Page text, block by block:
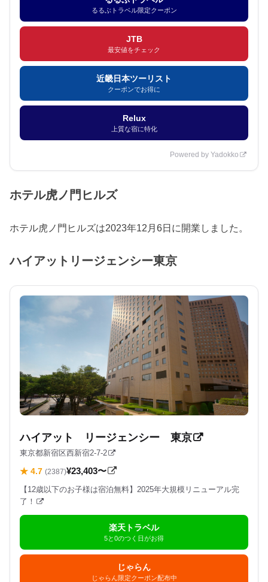
るるぶトラベル限定クーポン
JTB
最安値をチェック
近畿日本ツーリスト
クーポンでお得に
Relux
上質な宿に特化
Powered by Yadokko
ホテル虎ノ門ヒルズ
ホテル虎ノ門ヒルズは2023年12月6日に開業しました。
ハイアットリージェンシー東京
ハイアット リージェンシー 東京
東京都新宿区西新宿2-7-2
★ 4.7(2387)¥23,403〜
【12歳以下のお子様は宿泊無料】2025年大規模リニューアル完
了！
楽天トラベル
5と0のつく日がお得
じゃらん
じゃらん限定クーポン配布中